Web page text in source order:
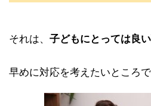
それは、 子どもにとっては良
早めに対応を考えたいところで